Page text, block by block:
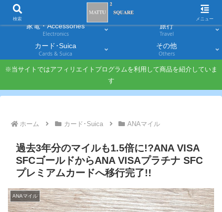
家電・Accessories
Electronics
旅行
Travel
カード･Suica
Cards & Suica
その他
Others
※当サイトではアフィリエイトプログラムを利用して商品を紹介していま
す
ホーム カード･Suica ANAマイル
過去3年分のマイルも1.5倍に!?ANA VISA
SFCゴールドからANA VISAプラチナ SFC
プレミアムカードへ移行完了!!
ANAマイル
検索 メニュー